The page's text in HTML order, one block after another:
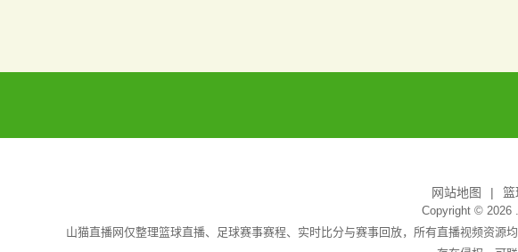
网站地图 篮
Copyright © 2026
山猫直播网仅整理篮球直播、足球赛事赛程、实时比分与赛事回放，所有直播视频资